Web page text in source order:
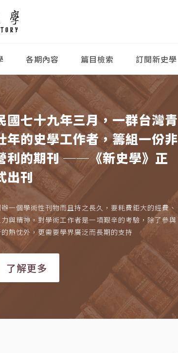
各期內容 篇目檢索 訂閱新史學
國七十九年三月，一群台灣青
年的史學工作者，籌組一份非
利的期刊 ──《新史學》正
出刊
辦一個學術性刊物而且持之長久，要耗費鉅大的經費、
力與精神，對學術工作者是一項艱辛的考驗，除了參與
的熱忱外，更需要學界廣泛而長期的支持
了解更多